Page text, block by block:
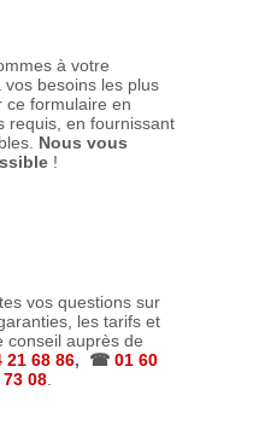
à votre
besoins les plus
ce formulaire en
requis, en fournissant
Nous vous
!
vos questions sur
les tarifs et
conseil auprès de
21 68 86, ☎ 01 60
08